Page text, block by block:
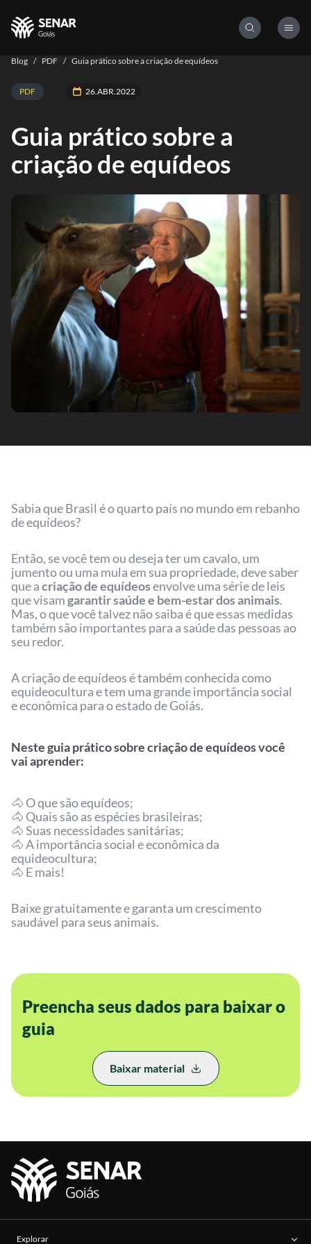
Blog / PDF / Guia prático sobre a criação de equídeos
PDF 26.ABR.2022
Guia prático sobre a
criação de equídeos
Sabia que Brasil é o quarto país no mundo em rebanho
de equídeos?
Então, se você tem ou deseja ter um cavalo, um
jumento ou uma mula em sua propriedade, deve saber
que acriação de equídeosenvolve uma série de leis
que visamgarantir saúde e bem-estar dos animais.
Mas, o que você talvez não saiba é que essas medidas
também são importantes para a saúde das pessoas ao
seu redor.
A criação de equídeos é também conhecida como
equideocultura e tem uma grande importância social
e econômica para o estado de Goiás.
Neste guia prático sobre criação de equídeos você
vai aprender:
🐴 O que são equídeos;
🐴 Quais são as espécies brasileiras;
🐴 Suas necessidades sanitárias;
🐴 A importância social e econômica da
equideocultura;
🐴 E mais!
Baixe gratuitamente e garanta um crescimento
saudável para seus animais.
Preencha seus dados para baixar o
guia
Baixar material
Explorar